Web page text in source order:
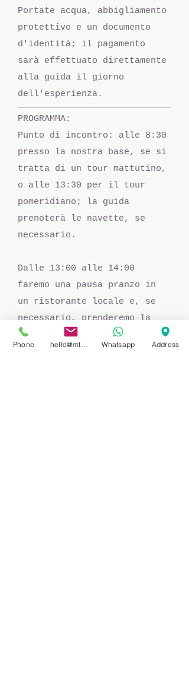
Portate acqua, abbigliamento
protettivo e un documento
d'identità; il pagamento
sarà effettuato direttamente
alla guida il giorno
dell'esperienza.
PROGRAMMA:
Punto di incontro: alle 8:30
presso la nostra base, se si
tratta di un tour mattutino,
o alle 13:30 per il tour
pomeridiano; la guida
prenoterà le navette, se
necessario.
Dalle 13:00 alle 14:00
faremo una pausa pranzo in
un ristorante locale e, se
necessario, prenderemo la
seconda navetta alle 14:00.
Phone Whatsapp Address